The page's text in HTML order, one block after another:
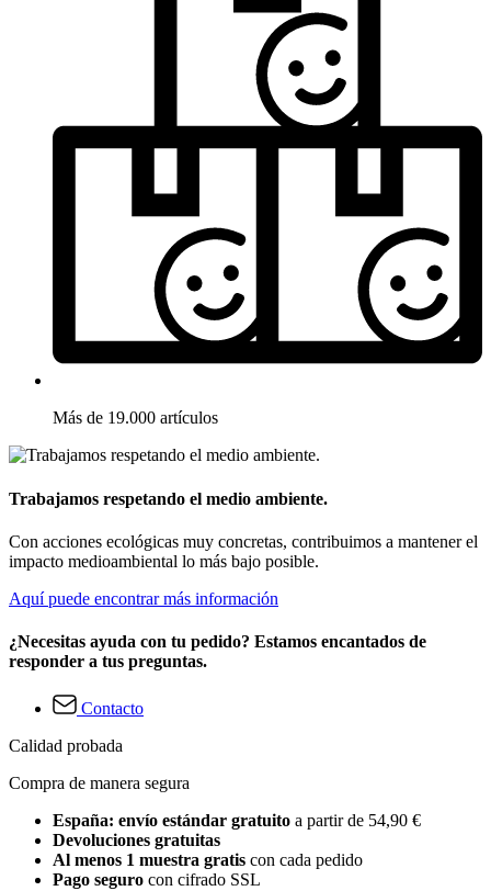
Más de 19.000 artículos
Trabajamos respetando el medio ambiente.
Con acciones ecológicas muy concretas, contribuimos a mantener el
impacto medioambiental lo más bajo posible.
Aquí puede encontrar más información
¿Necesitas ayuda con tu pedido? Estamos encantados de
responder a tus preguntas.
Contacto
Calidad probada
Compra de manera segura
España: envío estándar gratuito a partir de 54,90 €
Devoluciones gratuitas
Al menos 1 muestra gratis con cada pedido
Pago seguro con cifrado SSL